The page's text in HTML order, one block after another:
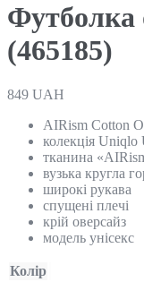
Футболка
(465185)
849 UAH
AIRism Cotton
колекція Uniqlo
тканина
вузька кругла
широкі рукава
спущені плечі
крій оверсайз
модель унісекс
Колір